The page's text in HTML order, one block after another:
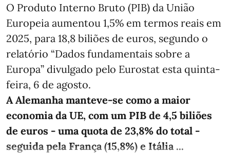
O Produto Interno Bruto (PIB) da União
Europeia aumentou 1,5% em termos reais em
2025, para 18,8 biliões de euros, segundo o
relatório “Dados fundamentais sobre a
Europa” divulgado pelo Eurostat esta quinta-
feira, 6 de agosto.
A Alemanha manteve‑se como a maior
economia da UE, com um PIB de 4,5 biliões
de euros - uma quota de 23,8% do total -
seguida pela França (15,8%) e Itália ...